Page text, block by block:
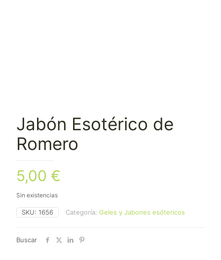
Jabón Esotérico de
Romero
5,00 €
Sin existencias
SKU: 1656 Categoría: Geles y Jabones esótericos
Buscar